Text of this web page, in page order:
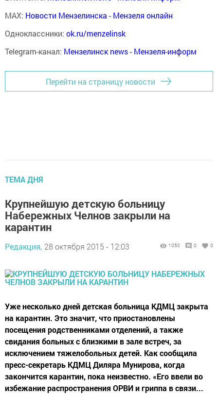
MAX: Новости Мензелинска - Мензеля онлайн
Одноклассники: ok.ru/menzelinsk
Telegram-канал: Мензелинск news - Мензеля-информ
Перейти на страницу новости
ТЕМА ДНЯ
Крупнейшую детскую больницу
Набережных Челнов закрыли на
карантин
Редакция, 28 октября 2015 - 12:03 1050 0 0
Уже несколько дней детская больница КДМЦ закрыта
на карантин. Это значит, что приостановлены
посещения родственниками отделений, а также
свидания больных с близкими в зале встреч, за
исключением тяжелобольных детей. Как сообщила
пресс-секретарь КДМЦ Диляра Мунирова, когда
закончится карантин, пока неизвестно. ­«Его ввели во
избежание распространения ОРВИ и гриппа в связи...